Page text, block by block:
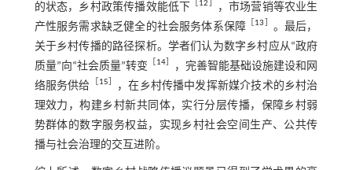
的状态，乡村政策传播效能低下
［12］
，市场营销等农业生
产性服务需求缺乏健全的社会服务体系保障 ［13］ 。最后，
关于乡村传播的路径探析。学者们认为数字乡村应从“政府
质量”向“社会质量”转变 ［14］
，完善智能基础设施建设和网
络服务供给 ［15］
，在乡村传播中发挥新媒介技术的乡村治
理效力，构建乡村新共同体，实行分层传播，保障乡村弱
势群体的数字服务权益，实现乡村社会空间生产、公共传
播与社会治理的交互进阶。